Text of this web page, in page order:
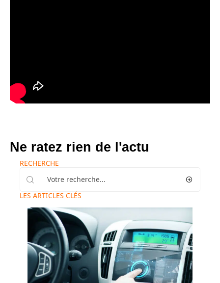
Ne ratez rien de l'actu
RECHERCHE
LES ARTICLES CLÉS